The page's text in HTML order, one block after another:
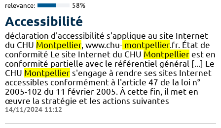
relevance: 58%
Accessibilité
déclaration d'accessibilité s'applique au site Internet
du CHU Montpellier, www.chu- montpellier.fr. État de
conformité Le site Internet du CHU Montpellier est en
conformité partielle avec le référentiel général [...] Le
CHU Montpellier s'engage à rendre ses sites Internet
accessibles conformément à l'article 47 de la loi n°
2005-102 du 11 février 2005. À cette fin, il met en
œuvre la stratégie et les actions suivantes
14/11/2024 11:12